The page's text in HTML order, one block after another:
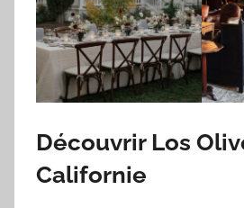
Découvrir Los
Californie